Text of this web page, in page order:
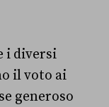
i diversi
il voto ai
generoso